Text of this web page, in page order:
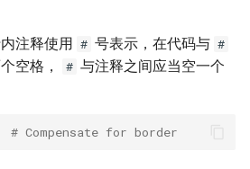
ParseQ
通过
些约
注释使用 # 号表示，在代码与 #
空格， # 与注释之间应当空一个
# Compensate for border